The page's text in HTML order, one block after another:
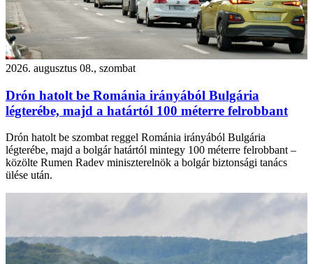
2026. augusztus 08., szombat
Drón hatolt be Románia irányából Bulgária
légterébe, majd a határtól 100 méterre felrobbant
Drón hatolt be szombat reggel Románia irányából Bulgária
légterébe, majd a bolgár határtól mintegy 100 méterre felrobbant –
közölte Rumen Radev miniszterelnök a bolgár biztonsági tanács
ülése után.